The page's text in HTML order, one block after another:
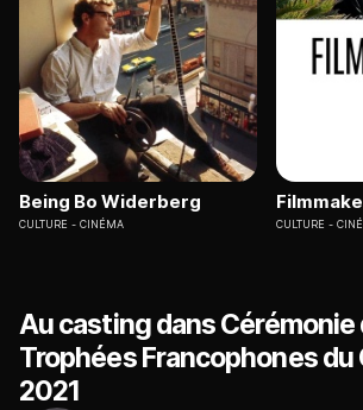
Being Bo Widerberg
CULTURE CINÉMA CULTURE
Au casting dans Cérémonie
Trophées Francophones du
2021